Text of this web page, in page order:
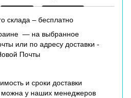
склада – бесплатно
— на выбранное
или по адресу доставки -
Почты
и сроки доставки
можна у наших менеджеров